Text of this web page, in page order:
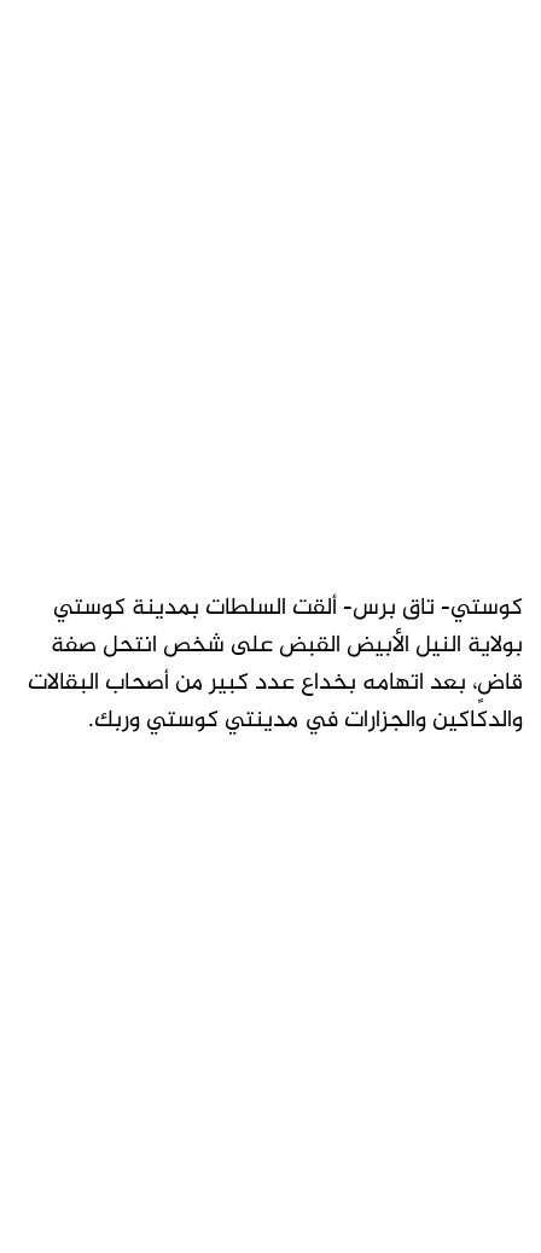
كوستي- تاق برس- ألقت السلطات بمدينة كوستي
بولاية النيل الأبيض القبض على شخص انتحل صفة
قاضٍ، بعد اتهامه بخداع عدد كبير من أصحاب البقالات
والدكاكين والجزارات في مدينتي كوستي وربك.